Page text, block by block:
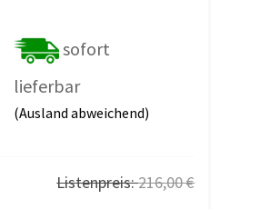
sofort
lieferbar
(Ausland abweichend)
Listenpreis:216,00 €